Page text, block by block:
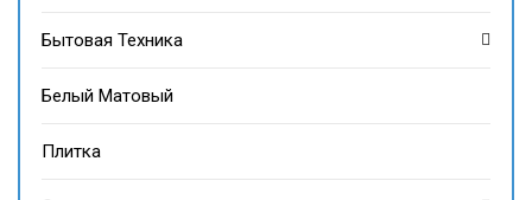
Бытовая Техника
Белый Матовый
Плитка